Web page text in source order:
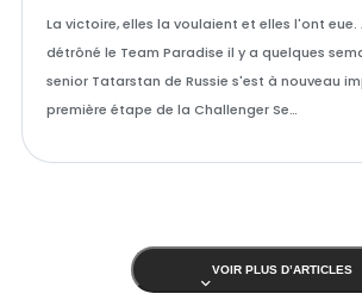
La victoire, elles la voulaient et elles l'ont eue.
détrôné le Team Paradise il y a quelques
senior Tatarstan de Russie s'est à nouveau
première étape de la Challenger Se…
VOIR PLUS D’ARTICLES